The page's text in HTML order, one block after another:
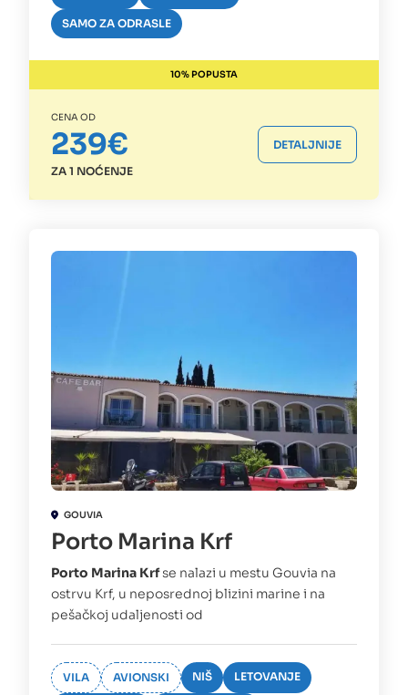
SAMO ZA ODRASLE
10% POPUSTA
CENA OD
239€
ZA 1 NOĆENJE
DETALJNIJE
GOUVIA
Porto Marina Krf
Porto Marina Krfse nalazi u mestu Gouvia na
ostrvu Krf, u neposrednoj blizini marine i na
pešačkoj udaljenosti od
VILA AVIONSKI NIŠ LETOVANJE